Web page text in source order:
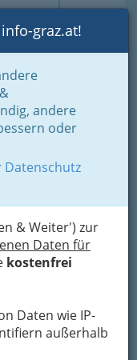
Login Toggle
graz.at!
andere
oder
Datenschutz
& Weiter') zur
Daten für
kostenfrei
Daten wie IP-
außerhalb
Haus
und
Graz und Umgebung
St.Peter